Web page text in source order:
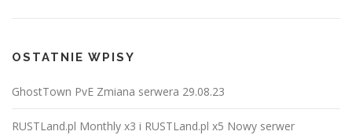
OSTATNIE WPISY
GhostTown PvE Zmiana serwera 29.08.23
RUSTLand.pl Monthly x3 i RUSTLand.pl x5 Nowy serwer